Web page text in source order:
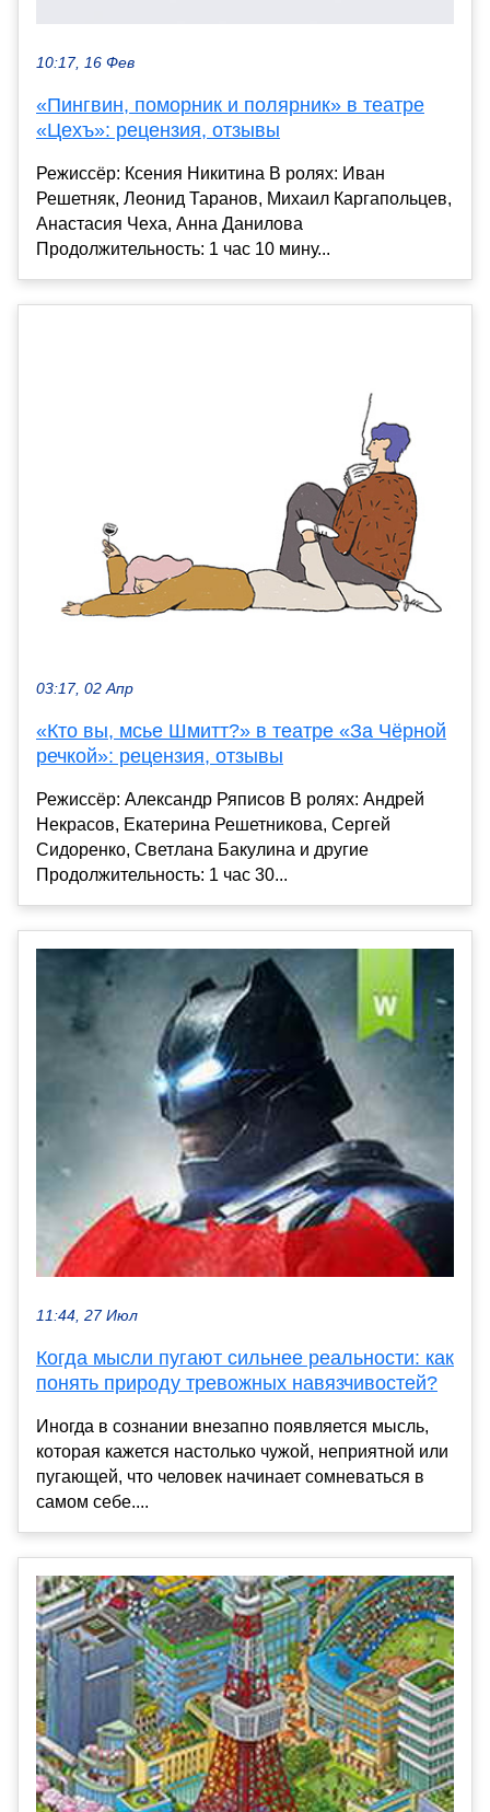
10:17, 16 Фев
«Пингвин, поморник и полярник» в театре
«Цехъ»: рецензия, отзывы
Режиссёр: Ксения Никитина В ролях: Иван
Решетняк, Леонид Таранов, Михаил Каргапольцев,
Анастасия Чеха, Анна Данилова
Продолжительность: 1 час 10 мину...
03:17, 02 Апр
«Кто вы, мсье Шмитт?» в театре «За Чёрной
речкой»: рецензия, отзывы
Режиссёр: Александр Ряписов В ролях: Андрей
Некрасов, Екатерина Решетникова, Сергей
Сидоренко, Светлана Бакулина и другие
Продолжительность: 1 час 30...
11:44, 27 Июл
Когда мысли пугают сильнее реальности: как
понять природу тревожных навязчивостей?
Иногда в сознании внезапно появляется мысль,
которая кажется настолько чужой, неприятной или
пугающей, что человек начинает сомневаться в
самом себе....